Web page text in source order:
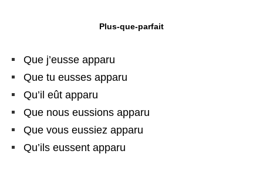
Plus-que-parfait
Que j’eusse apparu
Que tu eusses apparu
Qu’il eût apparu
Que nous eussions apparu
Que vous eussiez apparu
Qu’ils eussent apparu